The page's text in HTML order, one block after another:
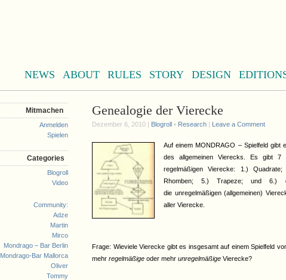
NEWS ABOUT RULES STORY DESIGN
Mitmachen
Anmelden
Spielen
Categories
Blogroll
Video
Community:
Adze
Martin
Mirco
Mondrago – Bar Berlin
Mondrago-Bar Mallorca
Oliver
Tommy
Genealogie der Vierecke
Dezember 6, 2010 | Blogroll • Research | Leave a Comment
Auf einem MONDRAGO – Spielfeld
des allgemeinen Vierecks. Es gibt
regelmäßigen Vierecke: 1.)
Rhomben; 5.) Trapeze; und 6.)
die unregelmäßigen (allgemeinen)
aller Vierecke.
Frage: Wieviele Vierecke gibt es insgesamt auf einem Spielfeld
mehr regelmäßige oder mehr unregelmäßige Vierecke?